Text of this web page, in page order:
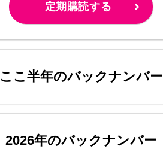
定期購読する
ここ半年のバックナンバー
2026年のバックナンバー